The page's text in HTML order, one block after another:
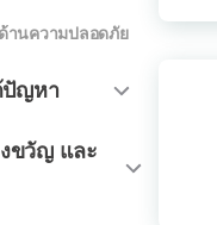
านความปลอดภัย
ปัญหา
ขวัญ และ